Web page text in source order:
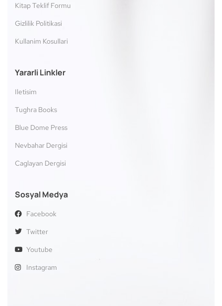
Kitap Teklif Formu
Gizlilik Politikasi
Kullanim Kosullari
Yararli Linkler
Iletisim
Tughra Books
Blue Dome Press
Nevbahar Dergisi
Caglayan Dergisi
Sosyal Medya
Facebook
Twitter
Youtube
Instagram